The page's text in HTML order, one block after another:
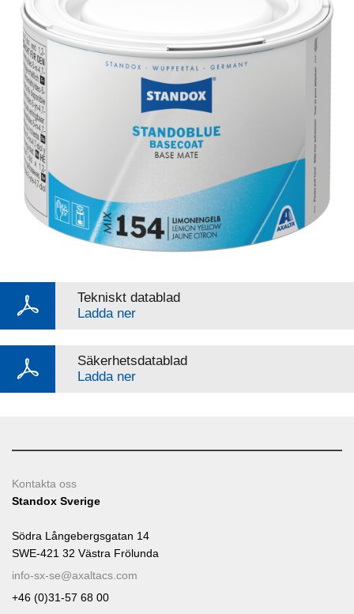
Tekniskt datablad
Ladda ner
Säkerhetsdatablad
Ladda ner
Kontakta oss
Standox Sverige
Södra Långebergsgatan 14
SWE-421 32 Västra Frölunda
info-sx-se@axaltacs.com
+46 (0)31-57 68 00